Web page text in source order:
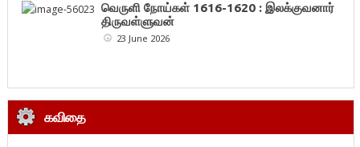
வெருளி நோய்கள் 1616-1620 : இலக்குவனார்
திருவள்ளுவன்
23 June 2026
கவிதை